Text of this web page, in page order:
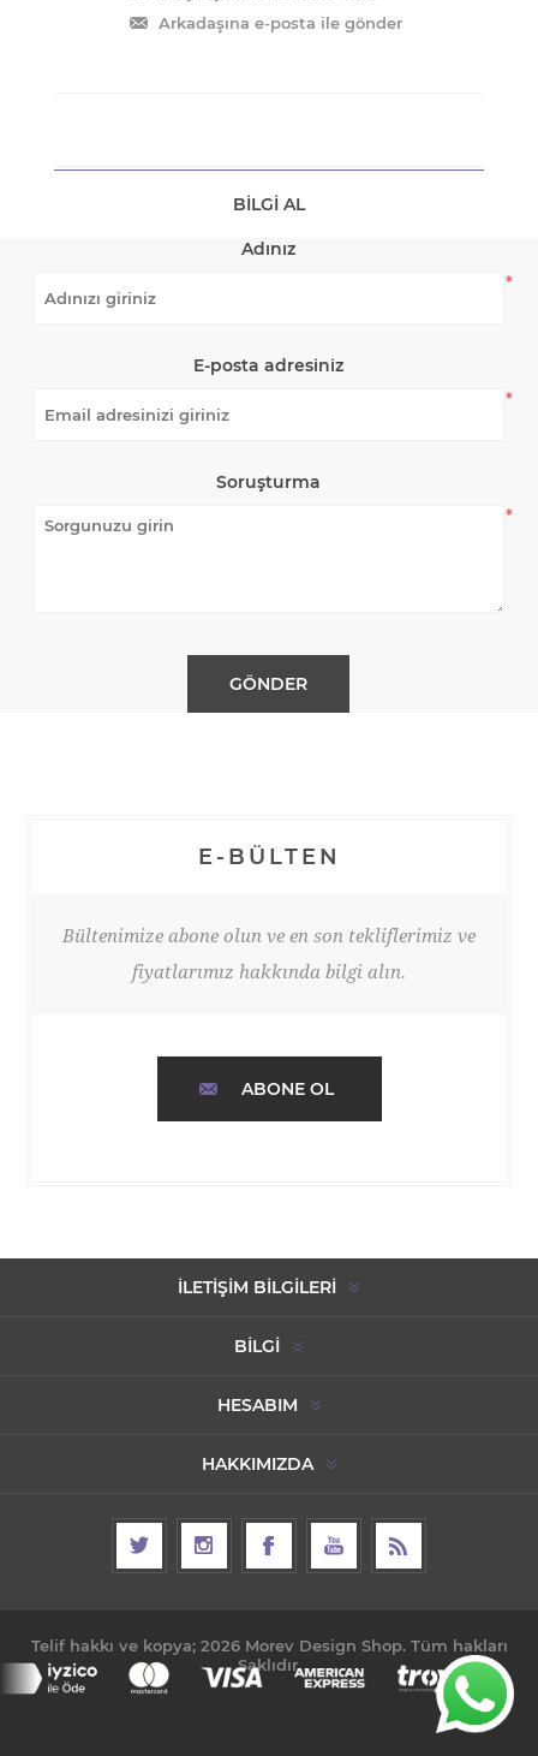
BILGI AL
Adınız
*
E-posta adresiniz
*
Soruşturma
*
E-BÜLTEN
Bültenimize abone olun ve en son tekliflerimiz ve
fiyatlarımız hakkında bilgi alın.
ABONE OL
İLETIŞIM BILGILERI
BILGI
HESABIM
HAKKIMIZDA
Telif hakkı ve kopya; 2026 Morev Design Shop. Tüm hakları
Saklıdır.